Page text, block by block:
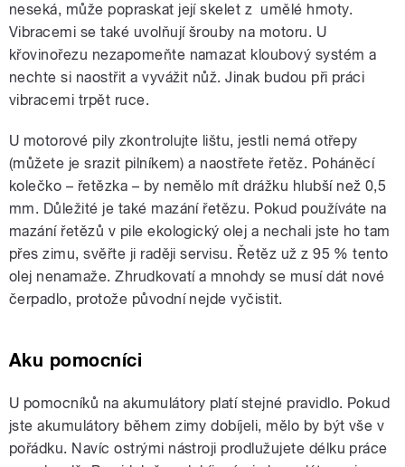
neseká, může popraskat její skelet z umělé hmoty.
Vibracemi se také uvolňují šrouby na motoru. U
křovinořezu nezapomeňte namazat kloubový systém a
nechte si naostřit a vyvážit nůž. Jinak budou při práci
vibracemi trpět ruce.
U motorové pily zkontrolujte lištu, jestli nemá otřepy
(můžete je srazit pilníkem) a naostřete řetěz. Poháněcí
kolečko – řetězka – by nemělo mít drážku hlubší než 0,5
mm. Důležité je také mazání řetězu. Pokud používáte na
mazání řetězů v pile ekologický olej a nechali jste ho tam
přes zimu, svěřte ji raději servisu. Řetěz už z 95 % tento
olej nenamaže. Zhrudkovatí a mnohdy se musí dát nové
čerpadlo, protože původní nejde vyčistit.
Aku pomocníci
U pomocníků na akumulátory platí stejné pravidlo. Pokud
jste akumulátory během zimy dobíjeli, mělo by být vše v
pořádku. Navíc ostrými nástroji prodlužujete délku práce